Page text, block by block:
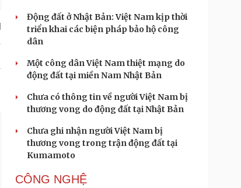
Động đất ở Nhật Bản: Việt Nam kịp thời
triển khai các biện pháp bảo hộ công
dân
Một công dân Việt Nam thiệt mạng do
động đất tại miền Nam Nhật Bản
Chưa có thông tin về người Việt Nam bị
thương vong do động đất tại Nhật Bản
Chưa ghi nhận người Việt Nam bị
thương vong trong trận động đất tại
Kumamoto
CÔNG NGHỆ